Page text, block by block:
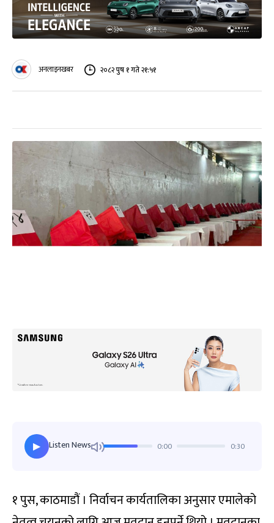
अनलाइनखबर २०८२ पुष १ गते २१:५१
▶ Listen News 0:00 0:30
१ पुस, काठमाडौं । निर्वाचन कार्यतालिका अनुसार एमालेको